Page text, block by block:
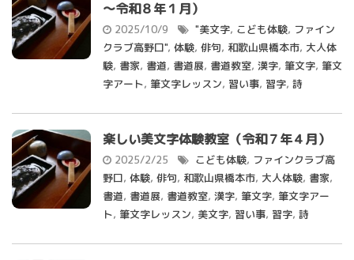
～令和８年１月）
2025/10/9 "美文字, こども体験, ファイン
クラブ高野口", 体験, 俳句, 和歌山県橋本市, 大人体
験, 書家, 書道, 書道展, 書道教室, 漢字, 筆文字, 筆文
字アート, 筆文字レッスン, 習い事, 習字, 詩
楽しい美文字体験教室（令和７年４月）
2025/2/25 こども体験, ファインクラブ高
野口, 体験, 俳句, 和歌山県橋本市, 大人体験, 書家,
書道, 書道展, 書道教室, 漢字, 筆文字, 筆文字アー
ト, 筆文字レッスン, 美文字, 習い事, 習字, 詩